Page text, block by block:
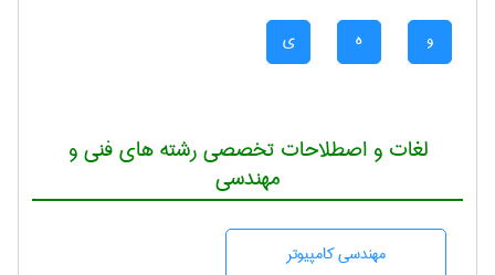
و ه ی
لغات و اصطلاحات تخصصی رشته های فنی و
مهندسی
مهندسی كامپيوتر